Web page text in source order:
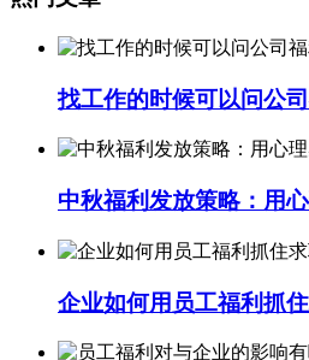
找工作的时候可以问公司
中秋福利发放策略：用心
企业如何用员工福利抓住